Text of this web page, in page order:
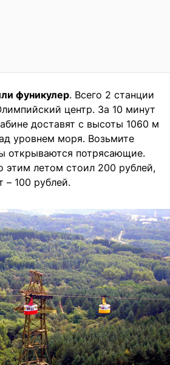
фуникулер. Всего 2 станции
центр. За 10 минут
доставят с высоты 1060 м
уровнем моря. Возьмите
открываются потрясающие.
этим летом стоил 200 рублей,
– 100 рублей.